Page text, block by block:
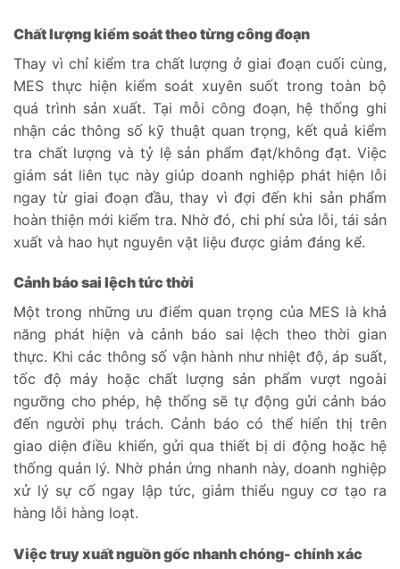
Chất lượng kiểm soát theo từng công đoạn
Thay vì chỉ kiểm tra chất lượng ở giai đoạn cuối cùng,
MES thực hiện kiểm soát xuyên suốt trong toàn bộ
quá trình sản xuất. Tại mỗi công đoạn, hệ thống ghi
nhận các thông số kỹ thuật quan trọng, kết quả kiểm
tra chất lượng và tỷ lệ sản phẩm đạt/không đạt. Việc
giám sát liên tục này giúp doanh nghiệp phát hiện lỗi
ngay từ giai đoạn đầu, thay vì đợi đến khi sản phẩm
hoàn thiện mới kiểm tra. Nhờ đó, chi phí sửa lỗi, tái sản
xuất và hao hụt nguyên vật liệu được giảm đáng kể.
Cảnh báo sai lệch tức thời
Một trong những ưu điểm quan trọng của MES là khả
năng phát hiện và cảnh báo sai lệch theo thời gian
thực. Khi các thông số vận hành như nhiệt độ, áp suất,
tốc độ máy hoặc chất lượng sản phẩm vượt ngoài
ngưỡng cho phép, hệ thống sẽ tự động gửi cảnh báo
đến người phụ trách. Cảnh báo có thể hiển thị trên
giao diện điều khiển, gửi qua thiết bị di động hoặc hệ
thống quản lý. Nhờ phản ứng nhanh này, doanh nghiệp
xử lý sự cố ngay lập tức, giảm thiểu nguy cơ tạo ra
hàng lỗi hàng loạt.
Việc truy xuất nguồn gốc nhanh chóng- chính xác